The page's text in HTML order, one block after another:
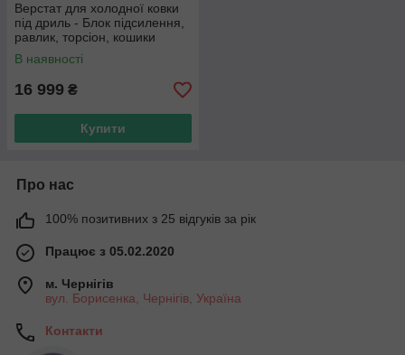
Верстат для холодної ковки
під дриль - Блок підсилення,
равлик, торсіон, кошики
В наявності
16 999 ₴
Купити
Про нас
100% позитивних з 25 відгуків за рік
Працює з 05.02.2020
м. Чернігів
вул. Борисенка, Чернігів, Україна
Контакти